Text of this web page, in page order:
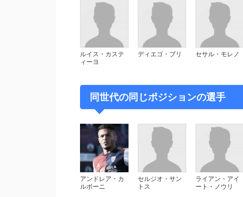
ルイス・カステ
ィーヨ
ディエゴ・ブリ セサル・モレノ
同世代の同じポジションの選手
アンドレア・カ
ルボーニ
セルジオ・サン
トス
ライアン・アイ
ート・ノウリ